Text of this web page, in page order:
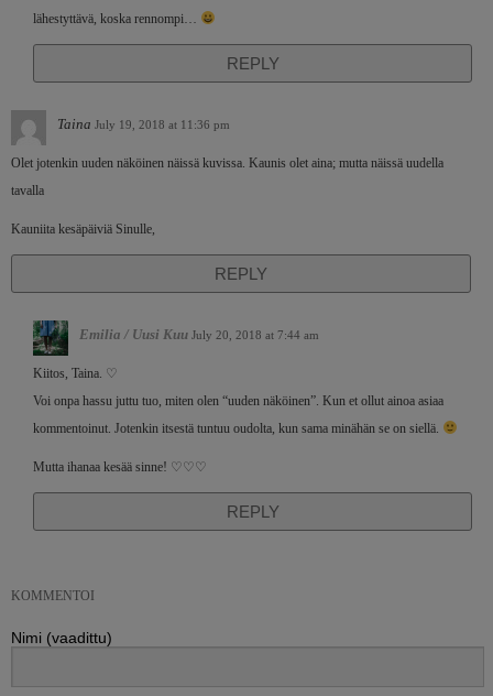
lähestyttävä, koska rennompi…
REPLY
Taina July 19, 2018 at 11:36 pm
Olet jotenkin uuden näköinen näissä kuvissa. Kaunis olet aina; mutta näissä uudella
tavalla
Kauniita kesäpäiviä Sinulle,
REPLY
Emilia / Uusi Kuu July 20, 2018 at 7:44 am
Kiitos, Taina. ♡
Voi onpa hassu juttu tuo, miten olen “uuden näköinen”. Kun et ollut ainoa asiaa
kommentoinut. Jotenkin itsestä tuntuu oudolta, kun sama minähän se on siellä.
Mutta ihanaa kesää sinne! ♡♡♡
REPLY
KOMMENTOI
Nimi (vaadittu)